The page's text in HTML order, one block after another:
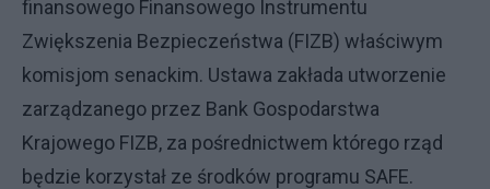
finansowego Finansowego Instrumentu
Zwiększenia Bezpieczeństwa (FIZB) właściwym
komisjom senackim. Ustawa zakłada utworzenie
zarządzanego przez Bank Gospodarstwa
Krajowego FIZB, za pośrednictwem którego rząd
będzie korzystał ze środków programu SAFE.